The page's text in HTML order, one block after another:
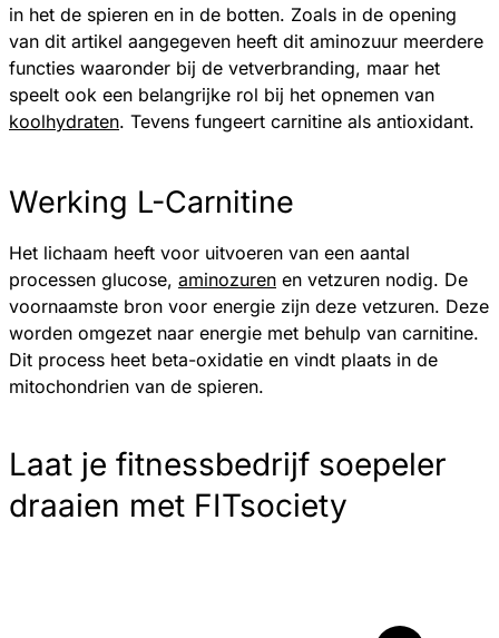
in het de spieren en in de botten. Zoals in de opening
van dit artikel aangegeven heeft dit aminozuur meerdere
functies waaronder bij de vetverbranding, maar het
speelt ook een belangrijke rol bij het opnemen van
koolhydraten. Tevens fungeert carnitine als antioxidant.
Werking L-Carnitine
Het lichaam heeft voor uitvoeren van een aantal
processen glucose, aminozuren en vetzuren nodig. De
voornaamste bron voor energie zijn deze vetzuren. Deze
worden omgezet naar energie met behulp van carnitine.
Dit process heet beta-oxidatie en vindt plaats in de
mitochondrien van de spieren.
Laat je fitnessbedrijf soepeler
draaien met FITsociety